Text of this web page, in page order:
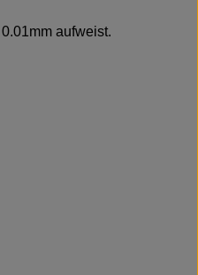
aufweist.